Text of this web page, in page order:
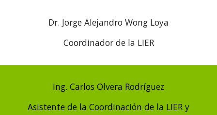
Dr. Jorge Alejandro Wong Loya
Coordinador de la LIER
Ing. Carlos Olvera Rodríguez
Asistente de la Coordinación de la LIER y